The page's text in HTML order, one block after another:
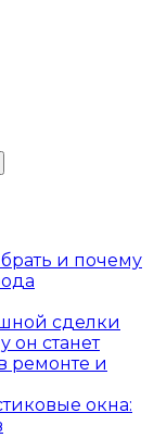
и почему
сделки
он станет
и
окна: